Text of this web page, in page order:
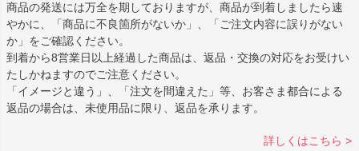
商品の発送には万全を期しておりますが、商品が到着しましたら速
やかに、「商品に不良箇所がないか」、「ご注文内容に誤りがない
か」をご確認ください。
到着から8営業日以上経過した商品は、返品・交換の対応をお受けい
たしかねますのでご注意ください。
「イメージと違う」、「注文を間違えた」等、お客さま都合による
返品の場合は、未使用品に限り、返品を承ります。
詳しくはこちら >